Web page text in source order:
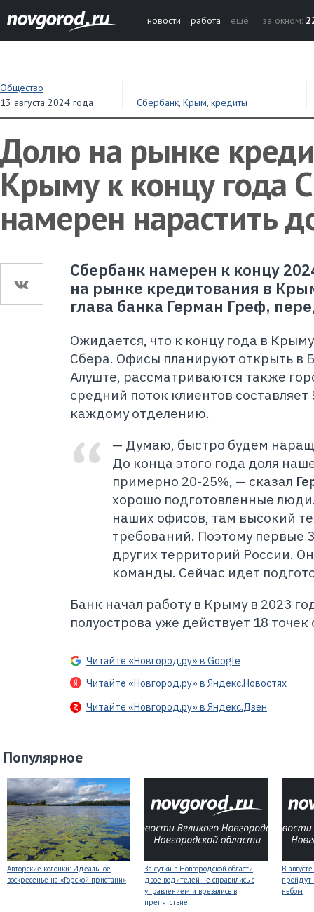
новости работа ещё за окном:
Общество
13 августа 2024 года
Сбербанк, Крым, кредиты
Долю на рынке
Крыму к концу года
намерен нарастить
Сбербанк намерен к концу
на рынке кредитования в
глава банка Герман Греф,
Ожидается, что к концу года в
Сбера. Офисы планируют открыть в
Алуште, рассматриваются также
средний поток клиентов составляет
каждому отделению.
— Думаю, быстро будем
До конца этого года доля
примерно 20-25%, — сказал
хорошо подготовленные
наших офисов, там высокий
требований. Поэтому первые
других территорий России.
команды. Сейчас идет
Банк начал работу в Крыму в 2023
полуострова уже действует 18
Читайте «Новгород.ру» в Google
Читайте «Новгород.ру» в Яндекс.Новостях
Читайте «Новгород.ру» в Яндекс.Дзен
Популярное
Авторские колонки: Идеальное
воскресенье на «Горской пристани»
За сутки в Новгородской области
двое водителей не справились с
управлением и врезались в
препятствие
В
небом